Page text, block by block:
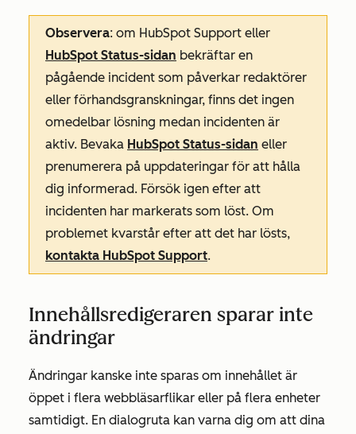
Observera: om HubSpot Support eller
HubSpot Status-sidan bekräftar en
pågående incident som påverkar redaktörer
eller förhandsgranskningar, finns det ingen
omedelbar lösning medan incidenten är
aktiv. Bevaka HubSpot Status-sidan eller
prenumerera på uppdateringar för att hålla
dig informerad. Försök igen efter att
incidenten har markerats som löst. Om
problemet kvarstår efter att det har lösts,
kontakta HubSpot Support.
Innehållsredigeraren sparar inte
ändringar
Ändringar kanske inte sparas om innehållet är
öppet i flera webbläsarflikar eller på flera enheter
samtidigt. En dialogruta kan varna dig om att dina